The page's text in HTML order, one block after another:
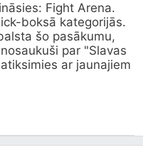
Fight Arena.
boksā kategorijās.
šo pasākumu,
par "Slavas
ar jaunajiem